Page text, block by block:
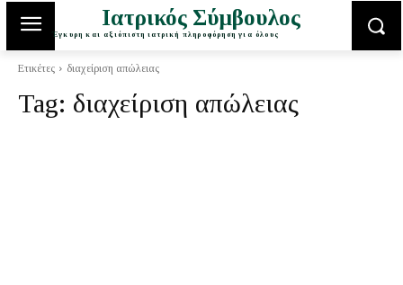
Ιατρικός Σύμβουλος
Έγκυρη και αξιόπιστη ιατρική πληροφόρηση για όλους
Ετικέτες διαχείριση απώλειας
Tag: διαχείριση απώλειας